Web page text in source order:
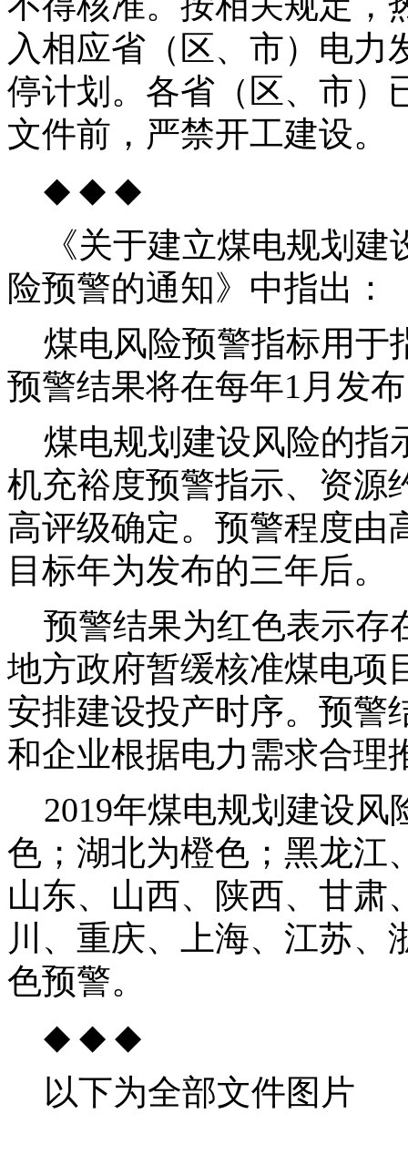
入相应省（区、市）电力
停计划。各省（区、市）
文件前，严禁开工建设。
◆ ◆ ◆
《关于建立煤电规划建
险预警的通知》中指出：
煤电风险预警指标用于
预警结果将在每年1月发
煤电规划建设风险的指
机充裕度预警指示、资源
高评级确定。预警程度由
目标年为发布的三年后。
预警结果为红色表示存
地方政府暂缓核准煤电项
安排建设投产时序。预警
和企业根据电力需求合理
2019年煤电规划建设风
色；湖北为橙色；黑龙江
山东、山西、陕西、甘肃
川、重庆、上海、江苏、
色预警。
◆ ◆ ◆
以下为全部文件图片